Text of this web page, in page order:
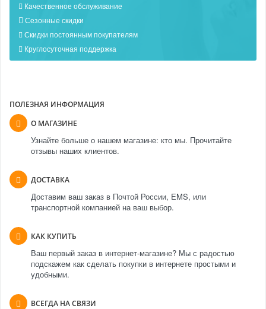
Качественное обслуживание
Сезонные скидки
Скидки постоянным покупателям
Круглосуточная поддержка
ПОЛЕЗНАЯ ИНФОРМАЦИЯ
О МАГАЗИНЕ
Узнайте больше о нашем магазине: кто мы. Прочитайте
отзывы наших клиентов.
ДОСТАВКА
Доставим ваш заказ в Почтой России, EMS, или
транспортной компанией на ваш выбор.
КАК КУПИТЬ
Ваш первый заказ в интернет-магазине? Мы с радостью
подскажем как сделать покупки в интернете простыми и
удобными.
ВСЕГДА НА СВЯЗИ